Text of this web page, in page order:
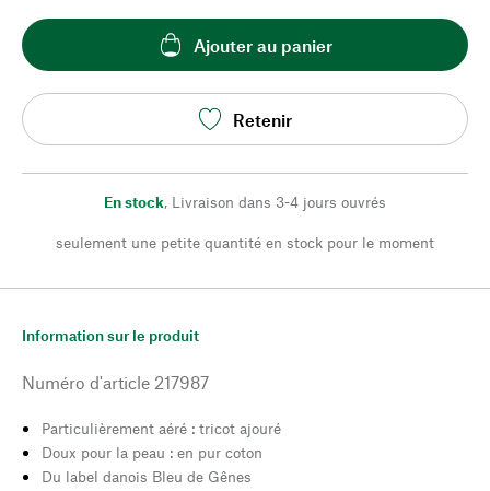
Ajouter au panier
Retenir
En stock, Livraison dans 3-4 jours ouvrés
seulement une petite quantité en stock pour le moment
Information sur le produit
Numéro d'article 217987
Particulièrement aéré : tricot ajouré
Doux pour la peau : en pur coton
Du label danois Bleu de Gênes